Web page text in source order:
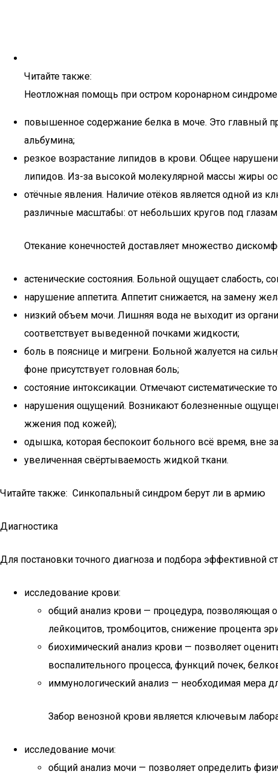
Читайте также:
Неотложная помощь при остром коронарном
повышенное содержание белка в моче. Это главный
альбумина;
резкое возрастание липидов в крови. Общее
липидов. Из-за высокой молекулярной массы жиры
отёчные явления. Наличие отёков является одной из
различные масштабы: от небольших кругов под
Отекание конечностей доставляет множество
астенические состояния. Больной ощущает слабость,
нарушение аппетита. Аппетит снижается, на замену
низкий объем мочи. Лишняя вода не выходит из
соответствует выведенной почками жидкости;
боль в пояснице и мигрени. Больной жалуется на
фоне присутствует головная боль;
состояние интоксикации. Отмечают
нарушения ощущений. Возникают болезненные
жжения под кожей);
одышка, которая беспокоит больного всё время, вне
увеличенная свёртываемость жидкой ткани.
Читайте также: Синкопальный синдром берут ли в армию
Диагностика
Для постановки точного диагноза и подбора эффективной
исследование крови:
общий анализ крови — процедура, позволяющая
лейкоцитов, тромбоцитов, снижение процента
биохимический анализ крови — позволяет
воспалительного процесса, функций почек,
иммунологический анализ — необходимая мера
Забор венозной крови является ключевым
исследование мочи:
общий анализ мочи — позволяет определить